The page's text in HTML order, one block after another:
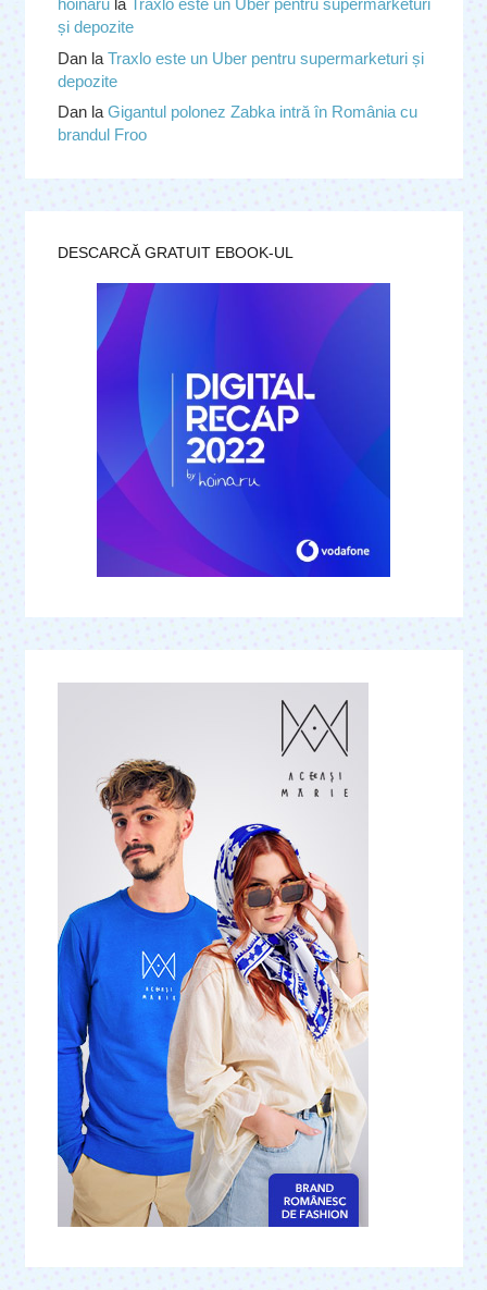
hoinarula Traxlo este un Uber pentru supermarketuri
și depozite
Danla Traxlo este un Uber pentru supermarketuri și
depozite
Danla Gigantul polonez Zabka intră în România cu
brandul Froo
DESCARCĂ GRATUIT EBOOK-UL